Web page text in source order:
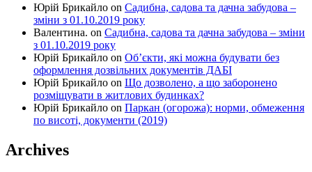
Юрій Брикайло on Садибна, садова та дачна забудова –
зміни з 01.10.2019 року
Валентина. on Садибна, садова та дачна забудова – зміни
з 01.10.2019 року
Юрій Брикайло on Об’єкти, які можна будувати без
оформлення дозвільних документів ДАБІ
Юрій Брикайло on Що дозволено, а що заборонено
розміщувати в житлових будинках?
Юрій Брикайло on Паркан (огорожа): норми, обмеження
по висоті, документи (2019)
Archives